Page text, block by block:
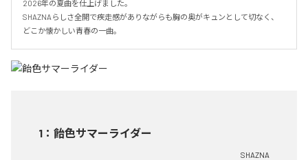
2026年の夏曲を仕上げました。
SHAZNAらしさ全開で疾走感がありながらも胸の奥がキュンとして切なく、
どこか懐かしい青春の一曲。
1 ： 飴色サマーライダー
SHAZNA